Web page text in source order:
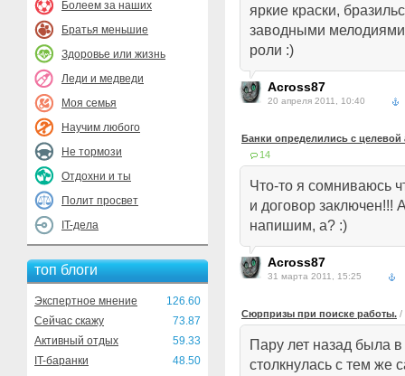
Болеем за наших
Братья меньшие
Здоровье или жизнь
Леди и медведи
Моя семья
Научим любого
Не тормози
Отдохни и ты
Полит просвет
IT-дела
топ блоги
Экспертное мнение
126.60
Сейчас скажу
73.87
Активный отдых
59.33
IT-баранки
48.50
яркие краски,
заводными
роли :)
Across87
20 апреля 2011, 10:40
Банки определились с
14
Что-то я сомниваюсь
и договор заключен!!!
напишим, а? :)
Across87
31 марта 2011, 15:25
Сюрпризы при поиске работы. /
Пару лет назад была
столкнулась с тем